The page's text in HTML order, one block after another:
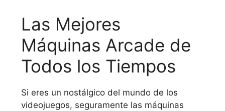
Las Mejores
Máquinas Arcade de
Todos los Tiempos
Si eres un nostálgico del mundo de los
videojuegos, seguramente las máquinas